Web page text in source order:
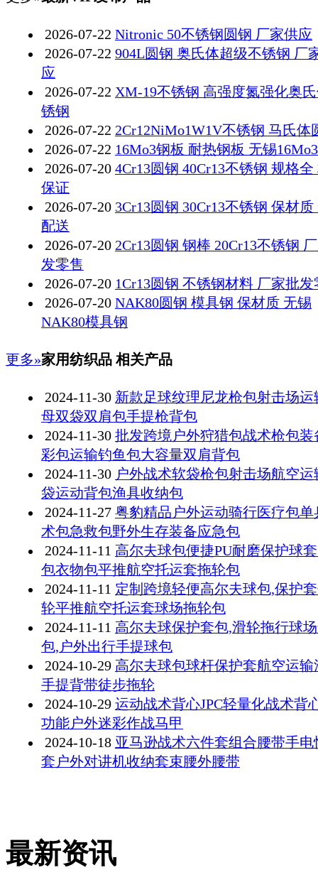
2026-07-22 Nitronic 50不锈钢圆钢 厂家供应
2026-07-22 904L圆钢 奥氏体超级不锈钢 厂
应
2026-07-22 XM-19不锈钢 高强度氮强化奥
锈钢
2026-07-22 2Cr12NiMo1W1V不锈钢 马氏体
2026-07-22 16Mo3钢板 耐热钢板 无锡
2026-07-20 4Cr13圆钢 40Cr13不锈钢 规格全
保证
2026-07-20 3Cr13圆钢 30Cr13不锈钢 保材质
配送
2026-07-20 2Cr13圆钢 钢棒 20Cr13不锈钢
发零售
2026-07-20 1Cr13圆钢 不锈钢材料 厂家批发
2026-07-20 NAK80圆钢 模具钢 保材质 无锡
NAK80模具钢
更多»家用纺织品 相关产品
2024-11-30 新款足球纹理尼龙枪包射击场运
母双袋双肩包手提枪背包
2024-11-30 批发跨境户外狩猎包战术枪包装
彩包运输钓鱼包大容量双肩背包
2024-11-30 户外战术软袋枪包射击场航空运
袋运动背包渔具收纳包
2024-11-27 粤豹精品户外运动骑行医疗包单
术包急救包野外生存装备应急包
2024-11-11 高尔夫球包便捷PU耐磨保护球
包衣物包平推航空托运套拖轮包
2024-11-11 定制跨境轻便高尔夫球包,保护
轮平推航空托运套球场拖轮包
2024-11-11 高尔夫球保护套包,滑轮拖行球
包,户外出行手提球包
2024-10-29 高尔夫球包球杆保护套航空运输
手提背带徒步拖轮
2024-10-29 运动战术背心JPC轻量化战术背
功能户外迷彩作战马甲
2024-10-18 亚马逊战术六件套组合腰带手电
套户外对讲机收纳套束腰外腰带
最新资讯